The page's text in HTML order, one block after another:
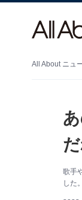
All About ニュ
歌手
した